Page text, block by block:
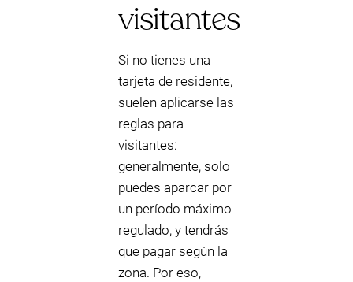
visitantes
Si no tienes una
tarjeta de residente,
suelen aplicarse las
reglas para
visitantes:
generalmente, solo
puedes aparcar por
un período máximo
regulado, y tendrás
que pagar según la
zona. Por eso,